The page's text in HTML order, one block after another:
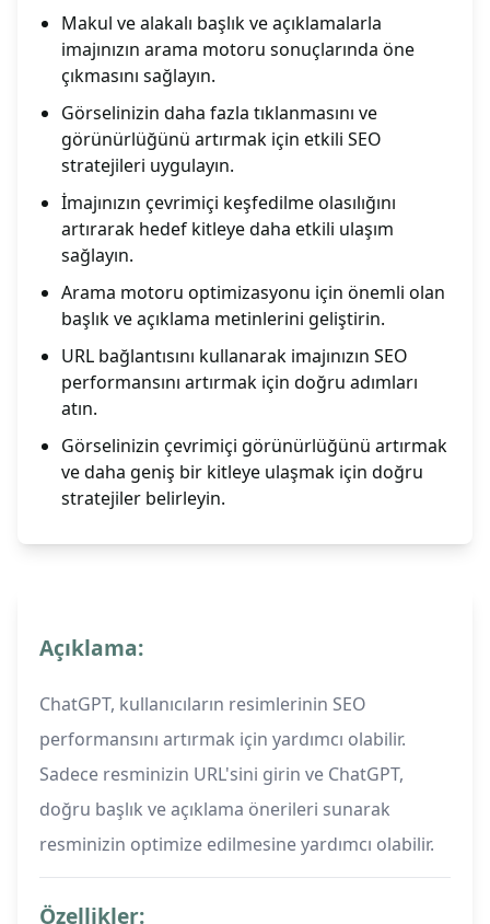
Makul ve alakalı başlık ve açıklamalarla
imajınızın arama motoru sonuçlarında öne
çıkmasını sağlayın.
Görselinizin daha fazla tıklanmasını ve
görünürlüğünü artırmak için etkili SEO
stratejileri uygulayın.
İmajınızın çevrimiçi keşfedilme olasılığını
artırarak hedef kitleye daha etkili ulaşım
sağlayın.
Arama motoru optimizasyonu için önemli olan
başlık ve açıklama metinlerini geliştirin.
URL bağlantısını kullanarak imajınızın SEO
performansını artırmak için doğru adımları
atın.
Görselinizin çevrimiçi görünürlüğünü artırmak
ve daha geniş bir kitleye ulaşmak için doğru
stratejiler belirleyin.
Açıklama:
ChatGPT, kullanıcıların resimlerinin SEO
performansını artırmak için yardımcı olabilir.
Sadece resminizin URL'sini girin ve ChatGPT,
doğru başlık ve açıklama önerileri sunarak
resminizin optimize edilmesine yardımcı olabilir.
Özellikler: